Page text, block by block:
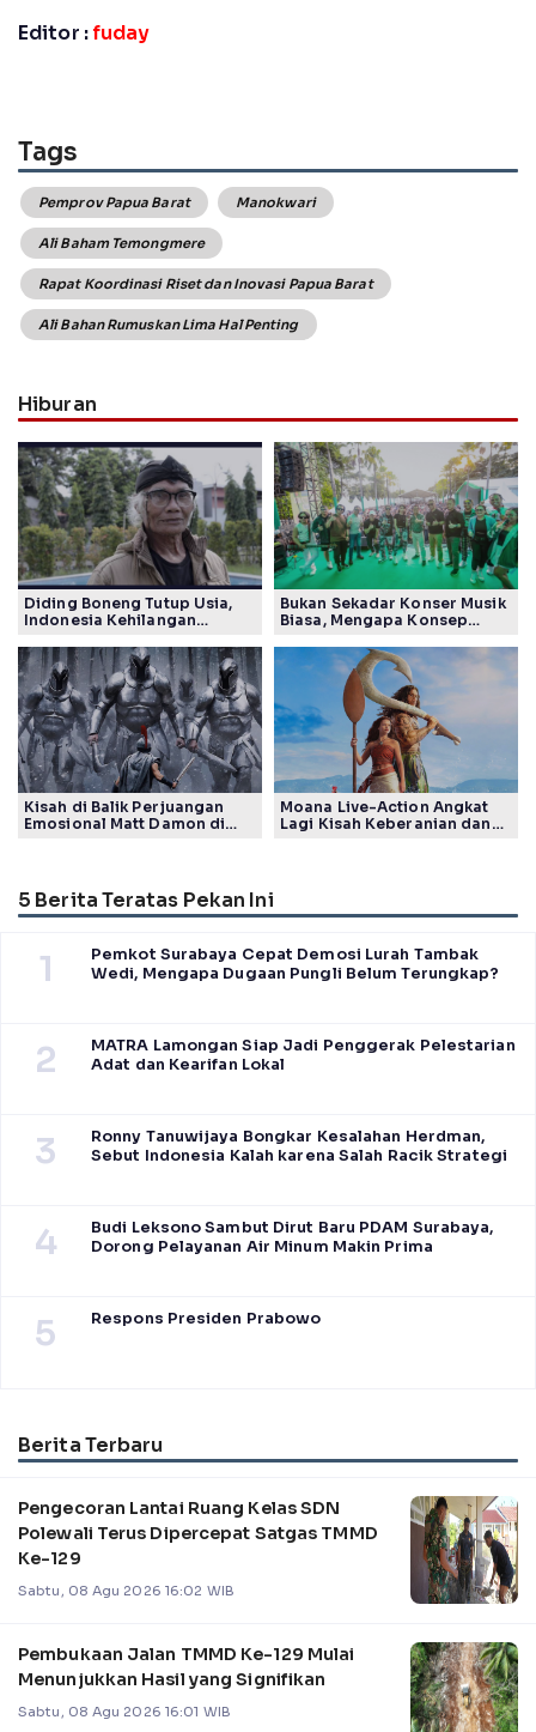
Editor :fuday
Tags
Pemprov Papua Barat Manokwari
Ali Baham Temongmere
Rapat Koordinasi Riset dan Inovasi Papua Barat
Ali Bahan Rumuskan Lima Hal Penting
Hiburan
Diding Boneng Tutup Usia,
Indonesia Kehilangan
Generasi
Bukan Sekadar Konser Musik
Biasa, Mengapa Konsep
Tuai Pujian Banyak Pihak
Kisah di Balik Perjuangan
Emosional Matt Damon di
Moana Live-Action Angkat
Lagi Kisah Keberanian dan
5 Berita Teratas Pekan Ini
1
Pemkot Surabaya Cepat Demosi Lurah Tambak
Wedi, Mengapa Dugaan Pungli Belum Terungkap?
2
MATRA Lamongan Siap Jadi Penggerak Pelestarian
Adat dan Kearifan Lokal
3
Ronny Tanuwijaya Bongkar Kesalahan Herdman,
Sebut Indonesia Kalah karena Salah Racik Strategi
4
Budi Leksono Sambut Dirut Baru PDAM Surabaya,
Dorong Pelayanan Air Minum Makin Prima
5 Respons Presiden Prabowo
Berita Terbaru
Pengecoran Lantai Ruang Kelas SDN
Polewali Terus Dipercepat Satgas TMMD
Ke-129
Sabtu, 08 Agu 2026 16:02 WIB
Pembukaan Jalan TMMD Ke-129 Mulai
Menunjukkan Hasil yang Signifikan
Sabtu, 08 Agu 2026 16:01 WIB